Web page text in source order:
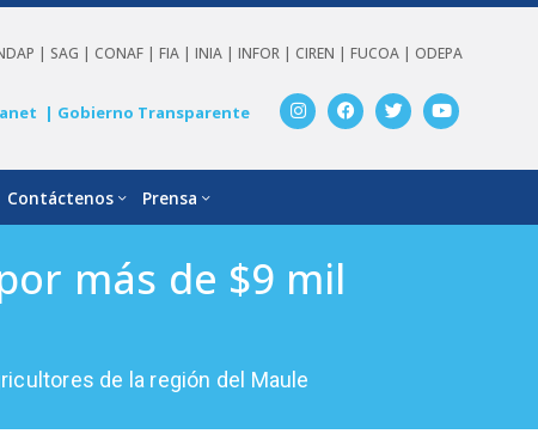
| SAG | CONAF |FIA |INIA |INFOR | CIREN |FUCOA | ODEPA
| Gobierno Transparente
Contáctenos Prensa
más de $9 mil
de la región del Maule